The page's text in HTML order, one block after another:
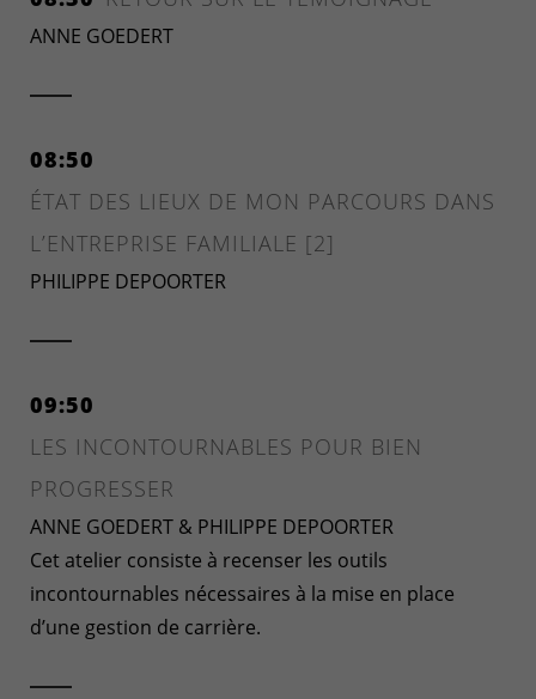
ANNE GOEDERT
08:50
ÉTAT DES LIEUX DE MON PARCOURS DANS
L’ENTREPRISE FAMILIALE [2]
PHILIPPE DEPOORTER
09:50
LES INCONTOURNABLES POUR BIEN
PROGRESSER
ANNE GOEDERT & PHILIPPE DEPOORTER
Cet atelier consiste à recenser les outils
incontournables nécessaires à la mise en place
d’une gestion de carrière.